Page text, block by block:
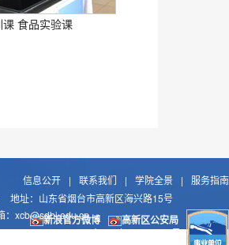
食品实验课
服务指南
|
学院全景
|
联系我们
|
信息公开
高新区公安局
新浪官方微博
地址：山东省烟台市高新区海兴路15号
xcb@sdbi.edu.cn
鲁ICP备09053622号